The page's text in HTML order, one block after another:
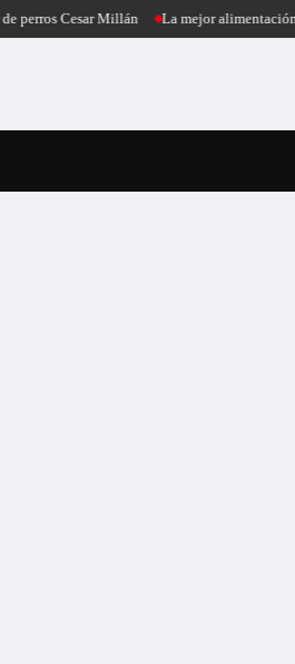
perros Cesar Millán La mejor alimentación